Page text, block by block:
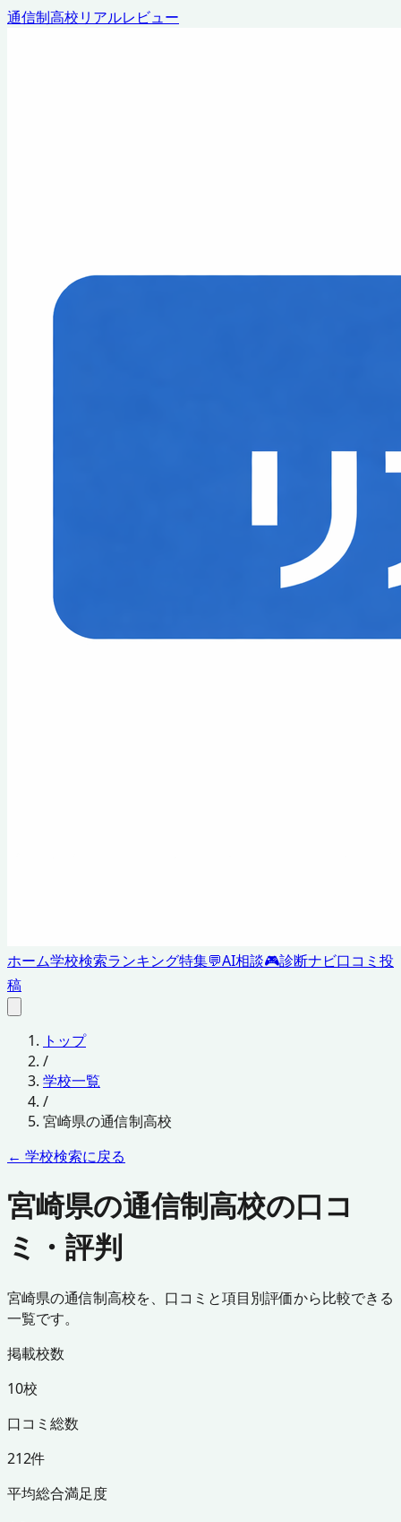
通信制高校リアルレビュー
ホーム学校検索ランキング特集💬AI相談🎮診断ナビ口コミ投
稿
トップ
/
学校一覧
/
宮崎県の通信制高校
← 学校検索に戻る
宮崎県の通信制高校の口コ
ミ・評判
宮崎県の通信制高校を、口コミと項目別評価から比較できる
一覧です。
掲載校数
10校
口コミ総数
212件
平均総合満足度